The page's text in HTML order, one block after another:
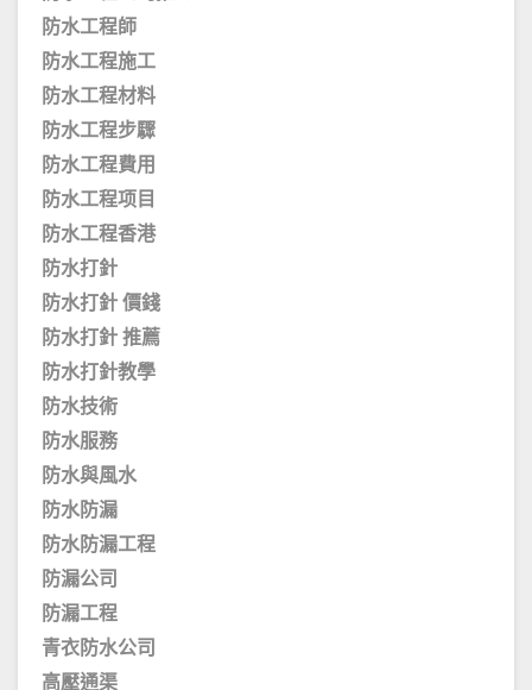
防水工程師
防水工程施工
防水工程材料
防水工程步驟
防水工程費用
防水工程项目
防水工程香港
防水打針
防水打針 價錢
防水打針 推薦
防水打針教學
防水技術
防水服務
防水與風水
防水防漏
防水防漏工程
防漏公司
防漏工程
青衣防水公司
高壓通渠